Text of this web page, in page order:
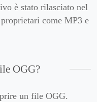
è stato rilasciato nel
come MP3 e
OGG?
un file OGG.